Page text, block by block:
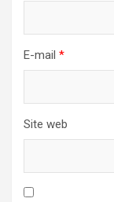
E-mail *
Site web